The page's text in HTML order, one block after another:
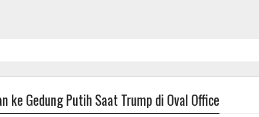
ke Gedung Putih Saat Trump di Oval Office